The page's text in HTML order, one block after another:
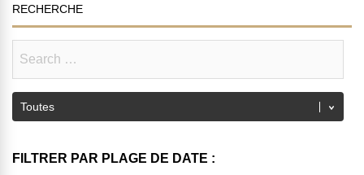
RECHERCHE
FILTRER PAR PLAGE DE DATE :